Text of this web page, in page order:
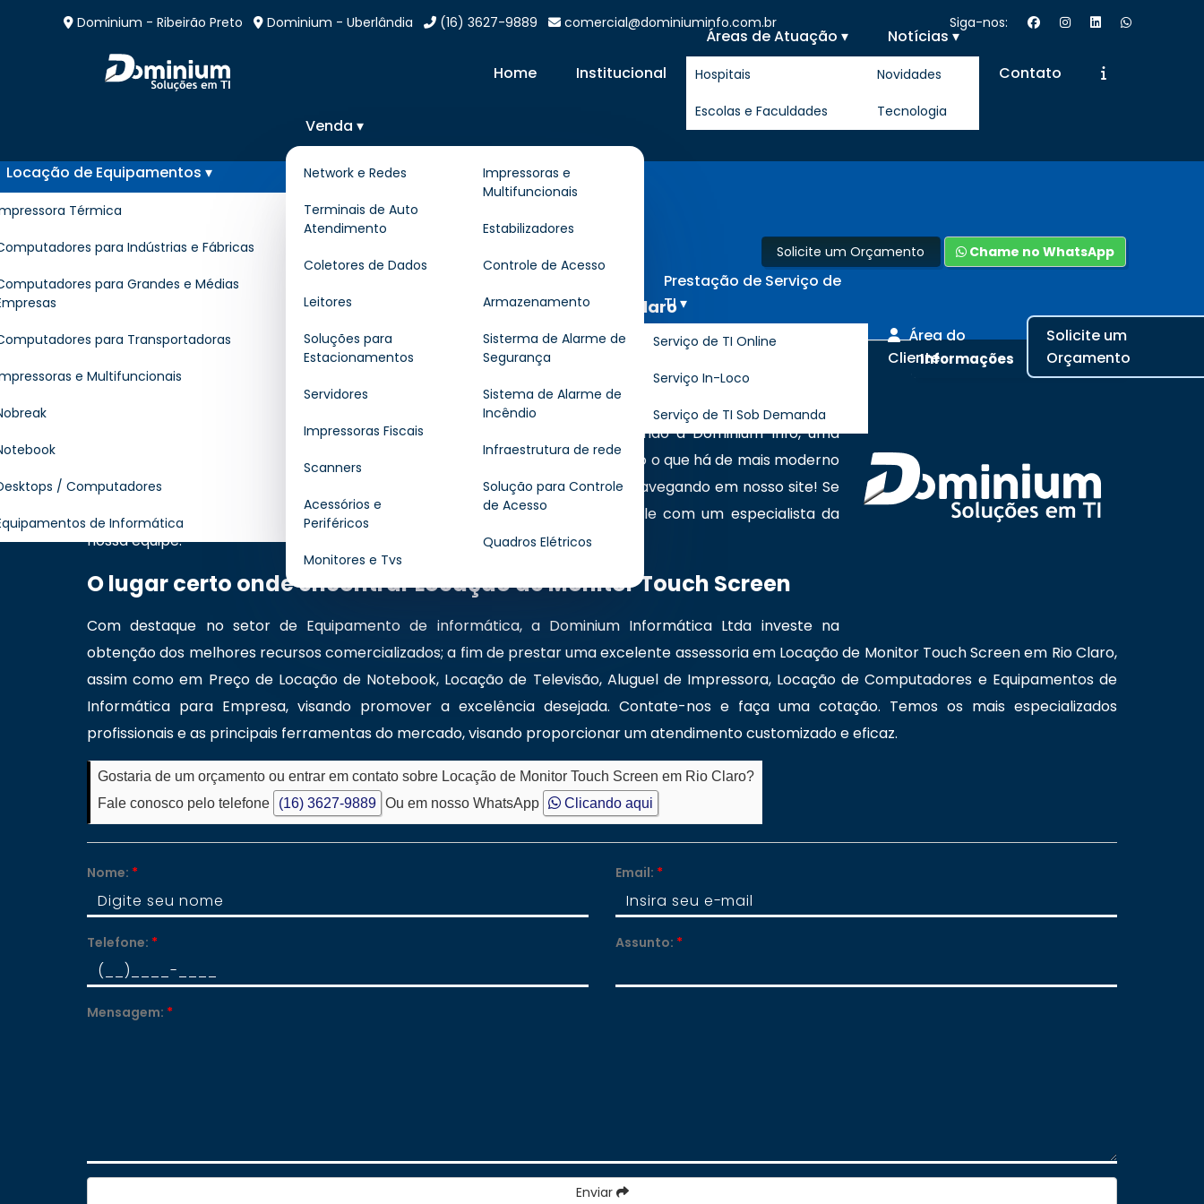
Dominium - Ribeirão Preto Dominium - Uberlândia (16) 3627-9889 comercial@dominiuminfo.com.br Siga-nos:
Home Institucional
Áreas de Atuação ▾
Hospitais
Escolas e Faculdades
Notícias ▾
Novidades
Tecnologia
Contato
Locação de Equipamentos ▾
Térmica
para Indústrias e Fábricas
para Grandes e Médias
para Transportadoras
e Multifuncionais
/ Computadores
de Informática
Venda ▾
Network e Redes
Terminais de Auto
Atendimento
Coletores de Dados
Leitores
Soluções para
Estacionamentos
Servidores
Impressoras Fiscais
Scanners
Acessórios e
Periféricos
Monitores e Tvs
Impressoras e
Multifuncionais
Estabilizadores
Controle de Acesso
Armazenamento
Sisterma de Alarme de
Segurança
Sistema de Alarme de
Incêndio
Infraestrutura de rede
Solução para Controle
de Acesso
Quadros Elétricos
Prestação de Serviço de
TI ▾
Serviço de TI Online
Serviço In-Loco
Serviço de TI Sob Demanda
Área do
Cliente
Solicite um
Orçamento
Locação de Monitor Touch Screen
em Rio Claro
Locação de Monitor Touch Screen em Rio Claro
Solicite um Orçamento Chame no WhatsApp
Se você está procurando pelo melhor lugar onde encontrar Locação de Monitor Touch Screen
para te atender com dispositivos de alta qualidade, soluções agregadas em instalação,
manutenção preventiva e corretiva, encontrou o lugar certo! Seja bem-vindo a Dominium Info, uma
empresa especializada em soluções em tecnologia de informática, oferecendo o que há de mais moderno
e avançado no mercado. Quer saber mais sobre nossas soluções? Continue navegando em nosso site! Se
precisar, entre em contato através de nossos canais de comunicação e fale com um especialista da
nossa equipe.
O lugar certo onde encontrar Locação de Monitor Touch Screen
Com destaque no setor de Equipamento de informática, a Dominium Informática Ltda investe na
obtenção dos melhores recursos comercializados; a fim de prestar uma excelente assessoria em Locação de Monitor Touch Screen em Rio Claro,
assim como em Preço de Locação de Notebook, Locação de Televisão, Aluguel de Impressora, Locação de Computadores e Equipamentos de
Informática para Empresa, visando promover a excelência desejada. Contate-nos e faça uma cotação. Temos os mais especializados
profissionais e as principais ferramentas do mercado, visando proporcionar um atendimento customizado e eficaz.
Gostaria de um orçamento ou entrar em contato sobre Locação de Monitor Touch Screen em Rio Claro?
Fale conosco pelo telefone
(16) 3627-9889 Ou em nosso WhatsApp Clicando aqui
Nome: * Email: *
Telefone: * Assunto: *
Mensagem: *
Enviar
Informações